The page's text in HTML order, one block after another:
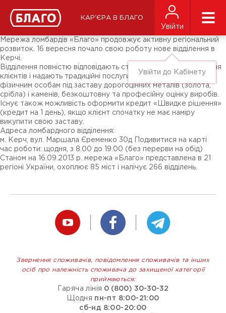
КАР'ЄРА В БЛАГО
Увійти
Увійти до Кабінету
ЗМІ про нас
Підписники соц-мереж
Ярмарки
Мережа ломбардів «Благо» продовжує активну регіональний
розвиток. 16 вересня почало свою роботу нове відділення в
Керчі.
Відділення повністю відповідають стандартам обслуговування
клієнтів і надають традиційні послуги «Благо»: кредити
фізичним особам під заставу дорогоцінних металів (золота,
срібла) і каменів, безкоштовну та професійну оцінку виробів.
Існує також можливість оформити кредит «Швидке рішення»
(кредит на 1 день), якщо клієнт спочатку не має наміру
викупити свою заставу.
Адреса ломбардного відділення:
м. Керч, вул. Маршала Єременко 30д Подивитися на карті
час роботи: щодня, з 8.00 до 19.00 (без перерви на обід)
Станом на 16.09.2013 р. мережа «Благо» представлена ​​в 21
регіоні України, охоплює 85 міст і налічує 266 відділень.
Звернення споживачів, повідомлення споживачів та інших
осіб про належність споживача до захищеної категорії
приймаються:
Гаряча лінія 0 (800) 30-30-32
Щодня пн-пт 8:00-21:00
сб-нд 8:00-20:00